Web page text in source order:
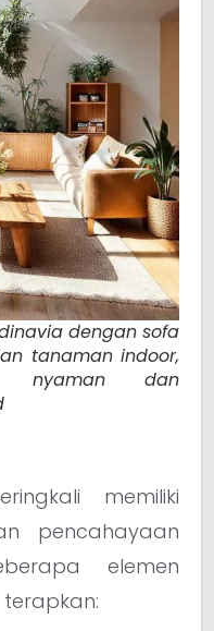
dengan sofa
tanaman indoor,
nyaman dan
memiliki
pencahayaan
elemen